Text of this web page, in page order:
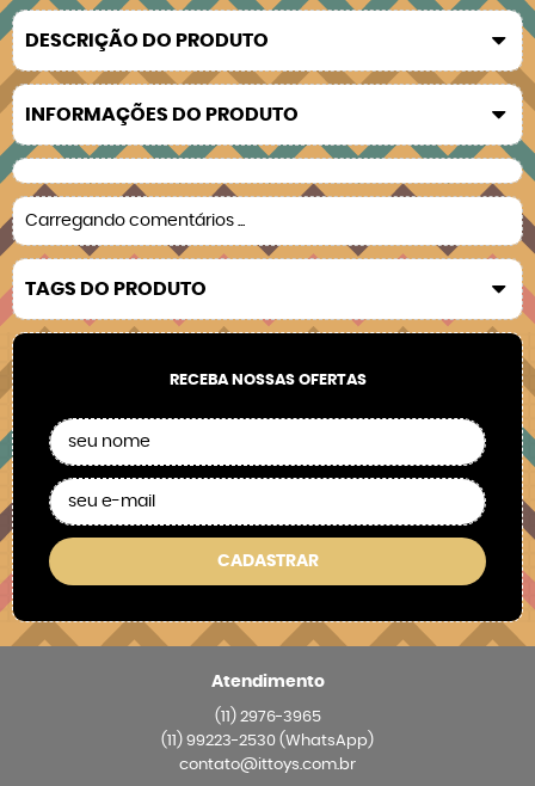
DESCRIÇÃO DO PRODUTO
INFORMAÇÕES DO PRODUTO
Carregando comentários ...
TAGS DO PRODUTO
RECEBA NOSSAS OFERTAS
CADASTRAR
Atendimento
(11)2976-3965
(11) 99223-2530 (WhatsApp)
contato@ittoys.com.br